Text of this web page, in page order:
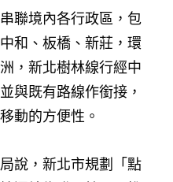
聯境內各行政區，包
和、板橋、新莊，環
，新北樹林線行經中
與既有路線作銜接，
動的方便性。
說，新北市規劃「點